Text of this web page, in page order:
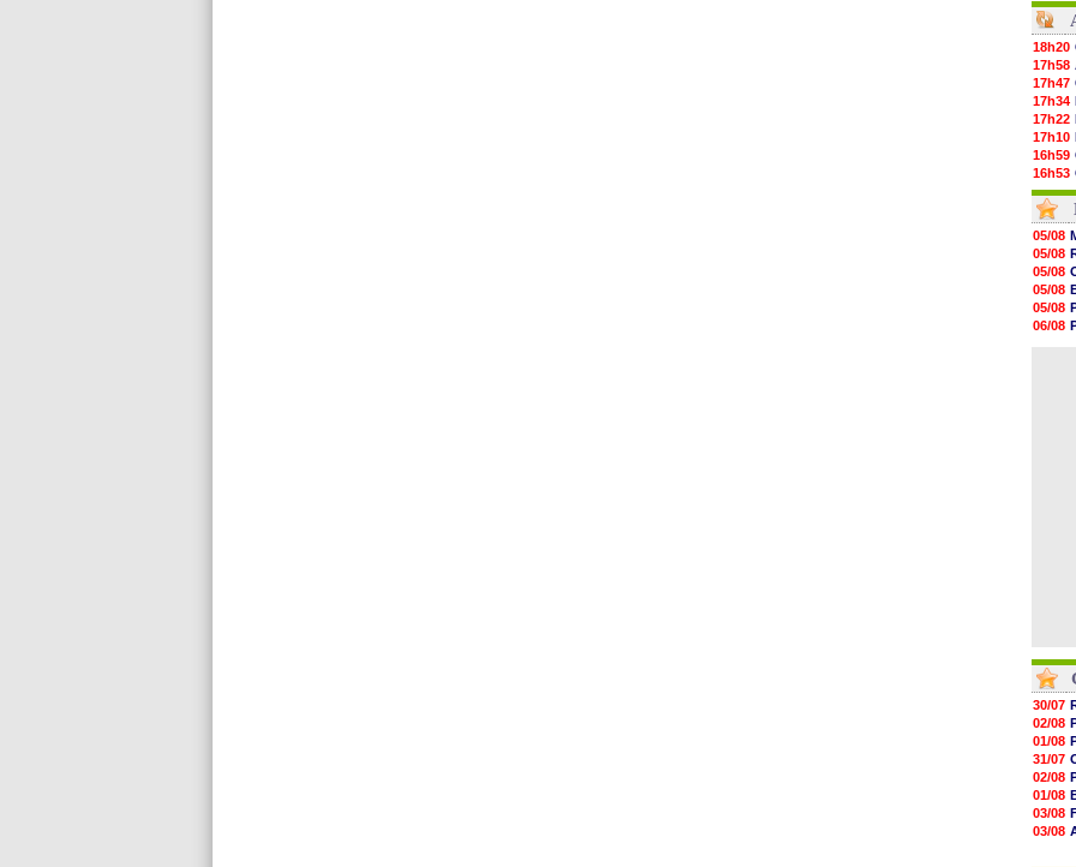
18h20
17h58
17h47
17h34
17h22
17h10
16h59
16h53
16h45
16h34
16h21
16h04
15h50
15h40
15h18
15h01
14h46
05/08
05/08
05/08
05/08
05/08
06/08
30/07
02/08
01/08
31/07
02/08
01/08
03/08
03/08